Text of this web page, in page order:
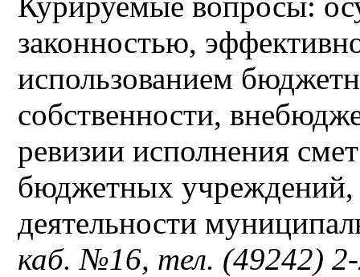
законностью,
использованием
собственности,
ревизии исполнения
бюджетных учреждений,
деятельности
каб. №16, тел. (49242)